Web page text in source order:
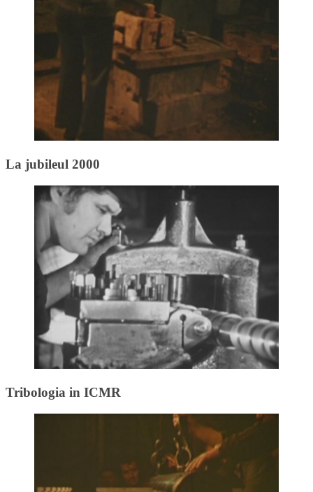
La jubileul 2000
Tribologia in ICMR